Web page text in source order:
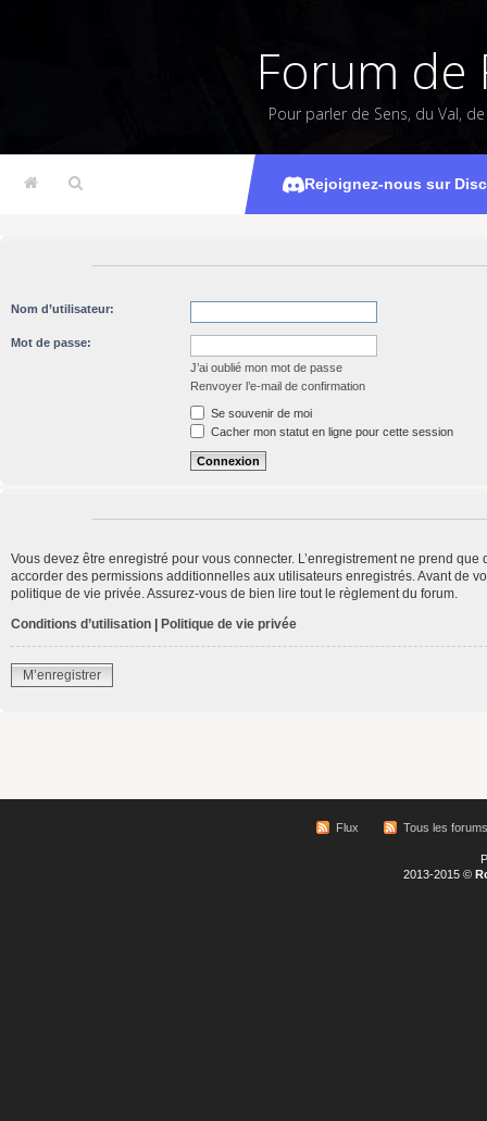
Forum de
Pour parler de Sens, du Val,
Rejoignez-nous sur
Nom d’utilisateur:
Mot de passe:
J’ai oublié mon mot de passe
Renvoyer l’e-mail de confirmation
Se souvenir de moi
Cacher mon statut en ligne pour cette session
Vous devez être enregistré pour vous connecter. L’enregistrement ne prend
accorder des permissions additionnelles aux utilisateurs enregistrés. Avant de
politique de vie privée. Assurez-vous de bien lire tout le règlement du forum.
Conditions d’utilisation
Politique de vie privée
M’enregistrer
Flux Tous les forums
2013-2015 ©